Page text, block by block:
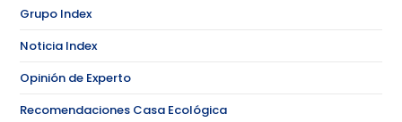
Grupo Index
Noticia Index
Opinión de Experto
Recomendaciones Casa Ecológica